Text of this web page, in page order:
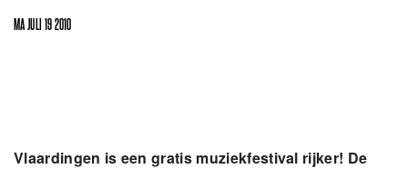
MA JULI 19 2010
Vlaardingen is een gratis muziekfestival rijker! De